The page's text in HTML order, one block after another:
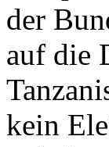
der
auf die
kein